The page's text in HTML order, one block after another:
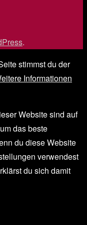
.
stimmst du der
Informationen
Website sind auf
das beste
du diese Website
verwendest
du sich damit